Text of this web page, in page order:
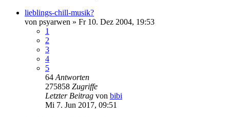
lieblings-chill-musik?
von psyarwen » Fr 10. Dez 2004, 19:53
1
2
3
4
5
64 Antworten
275858 Zugriffe
Letzter Beitrag von bibi
Mi 7. Jun 2017, 09:51